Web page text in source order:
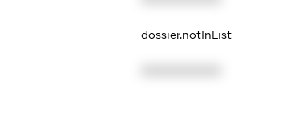
dossier.notInList